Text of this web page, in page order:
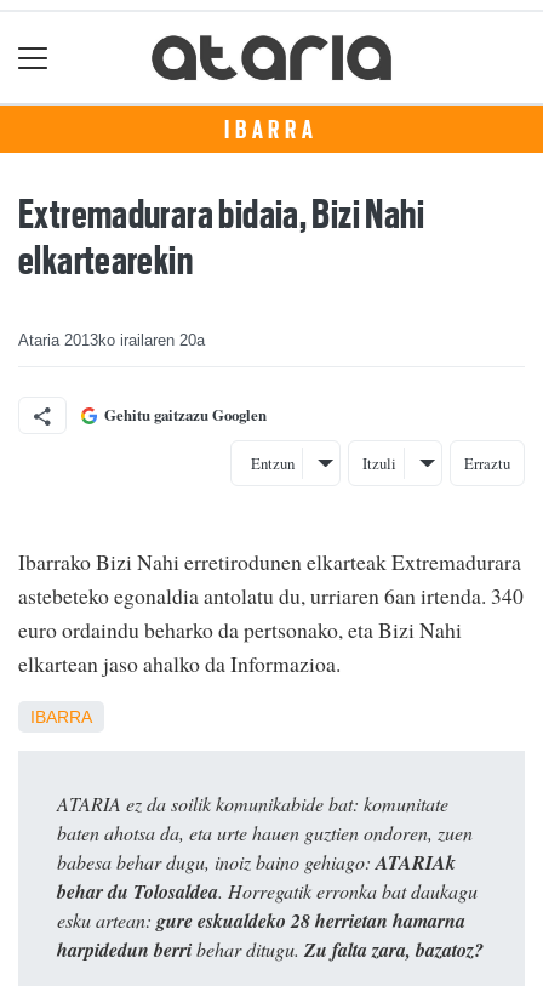
IBARRA
Extremadurara bidaia, Bizi Nahi
elkartearekin
Ataria 2013ko irailaren 20a
Gehitu gaitzazu Googlen
Entzun Itzuli Erraztu
Ibarrako Bizi Nahi erretirodunen elkarteak Extremadurara
astebeteko egonaldia antolatu du, urriaren 6an irtenda. 340
euro ordaindu beharko da pertsonako, eta Bizi Nahi
elkartean jaso ahalko da Informazioa.
IBARRA
ATARIA ez da soilik komunikabide bat: komunitate
baten ahotsa da, eta urte hauen guztien ondoren, zuen
babesa behar dugu, inoiz baino gehiago: ATARIAk
behar du Tolosaldea. Horregatik erronka bat daukagu
esku artean: gure eskualdeko 28 herrietan hamarna
harpidedun berribehar ditugu. Zu falta zara, bazatoz?